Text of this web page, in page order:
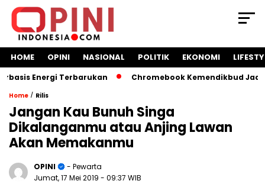
HOME OPINI NASIONAL POLITIK EKONOMI
Energi Terbarukan Chromebook Kemendikbud Jadi
Home / Rilis
Jangan Kau Bunuh Singa
Dikalanganmu atau Anjing Lawan
Akan Memakanmu
OPINI
- Pewarta
Jumat, 17 Mei 2019 - 09:37 WIB